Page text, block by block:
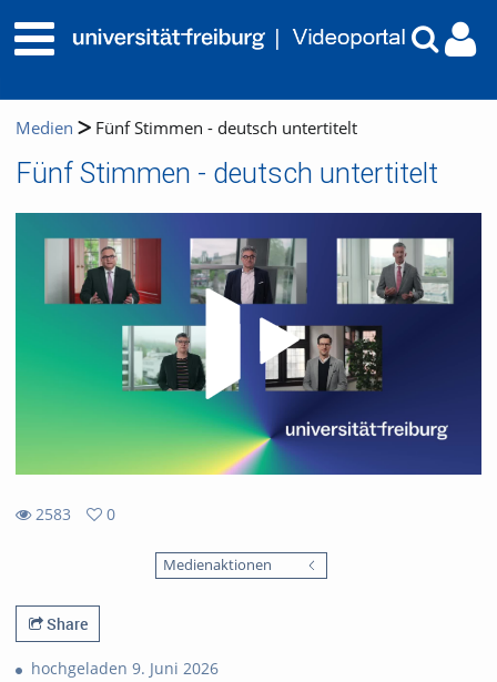
Medien Fünf Stimmen - deutsch untertitelt
Fünf Stimmen - deutsch untertitelt
2583
0
Medienaktionen
Share
hochgeladen 9. Juni 2026